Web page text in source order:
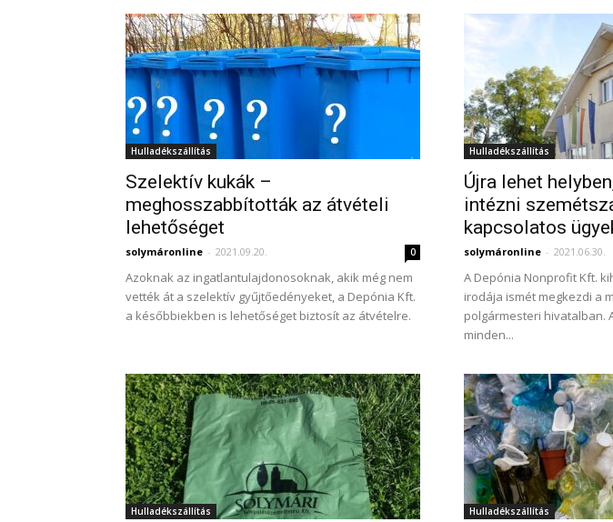
Hulladékszállítás
Szelektív kukák –
meghosszabbították az átvételi
lehetőséget
solymáronline - 2021.09.20. 0
Azoknak az ingatlantulajdonosoknak, akik még nem
vették át a szelektív gyűjtőedényeket, a Depónia Kft.
a későbbiekben is lehetőséget biztosít az átvételre.
Hulladékszállítás
Újra lehet
intézni
kapcsolatos
solymáronline - 2021.06.30.
A Depónia Nonprofit Kft.
irodája ismét megkezdi a
polgármesteri hivatalban.
minden...
Hulladékszállítás Hulladékszállítás